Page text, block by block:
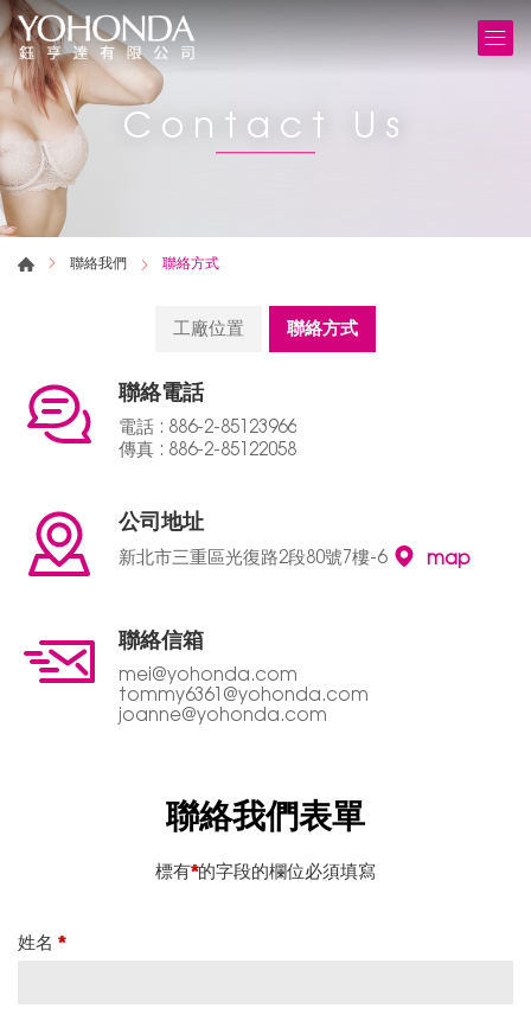
Contact Us
聯絡我們 聯絡方式
工廠位置 聯絡方式
聯絡電話
電話 : 886-2-85123966
傳真 : 886-2-85122058
公司地址
新北市三重區光復路2段80號7樓-6 map
聯絡信箱
mei@yohonda.com
tommy6361@yohonda.com
joanne@yohonda.com
聯絡我們表單
標有*的字段的欄位必須填寫
姓名 *